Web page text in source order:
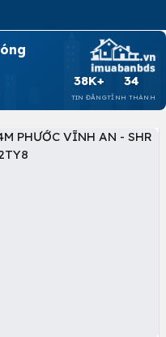
38K+
TIN ĐĂNG
34
TỈNH THÀNH